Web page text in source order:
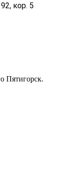
кор. 5
Пятигорск.